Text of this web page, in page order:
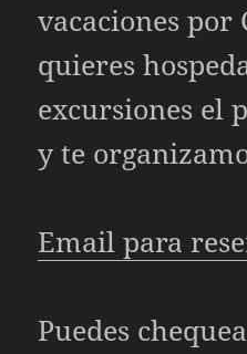
vacaciones por
quieres
excursiones el
y te
Email para
Puedes